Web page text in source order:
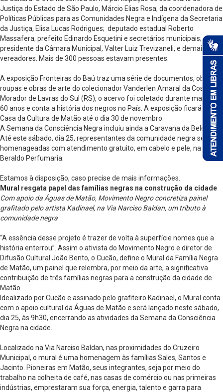
Justiça do Estado de São Paulo, Márcio Elias Rosa; da coordenadora de
Políticas Públicas para as Comunidades Negra e Indígena da Secretaria
da Justiça, Elisa Lucas Rodrigues; deputado estadual Roberto
Massafera; prefeito Edinardo Esquetini e secretários municipais;
presidente da Câmara Municipal, Valter Luiz Trevizaneli, e demais
vereadores. Mais de 300 pessoas estavam presentes.
A exposição Fronteiras do Baú traz uma série de documentos, objetos,
roupas e obras de arte do colecionador Vanderlen Amaral da Costa.
Morador de Lavras do Sul (RS), o acervo foi coletado durante mais de
60 anos e conta a história dos negros no País. A exposição ficará na
Casa da Cultura de Matão até o dia 30 de novembro.
A Semana da Consciência Negra incluiu ainda a Caravana da Beleza.
Até este sábado, dia 25, representantes da comunidade negra serão
homenageadas com atendimento gratuito, em cabelo e pele, na
Beraldo Perfumaria.
Estamos à disposição, caso precise de mais informações.
Mural resgata papel das famílias negras na construção da cidade
Com apoio da Águas de Matão, Movimento Negro concretiza painel
grafitado pelo artista Kadinael, na Via Narciso Baldan, um tributo à
comunidade negra
“A essência desse projeto é trazer de volta à superfície nomes que a
história enterrou”. Assim o ativista do Movimento Negro e diretor de
Difusão Cultural João Bento, o Cucão, define o Mural da Família Negra
de Matão, um painel que relembra, por meio da arte, a significativa
contribuição de três famílias negras para a construção da cidade de
Matão.
Idealizado por Cucão e assinado pelo grafiteiro Kadinael, o Mural conta
com o apoio cultural da Águas de Matão e será lançado neste sábado,
dia 25, às 9h30, encerrando as atividades da Semana da Consciência
Negra na cidade.
Localizado na Via Narciso Baldan, nas proximidades do Cruzeiro
Municipal, o mural é uma homenagem às famílias Sales, Santos e
Jacinto. Pioneiras em Matão, seus integrantes, seja por meio do
trabalho na colheita de café, nas casas de comércio ou nas primeiras
indústrias, emprestaram sua força, energia, talento e garra para